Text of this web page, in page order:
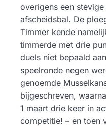
overigens een
afscheidsbal. De
Timmer kende
timmerde met drie
duels niet bepaald
speelronde negen
genoemde
bijgeschreven,
1 maart drie keer in
competitie! – en toen